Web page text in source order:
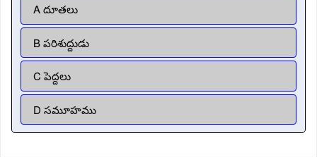
A దూతలు
B పరిశుద్దుడు
C పెద్దలు
D సమూహము